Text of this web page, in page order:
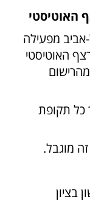
האוטיסטי
מפעילה
האוטיסטי
מהרישום
כל תקופת
מוגבל.
בציון